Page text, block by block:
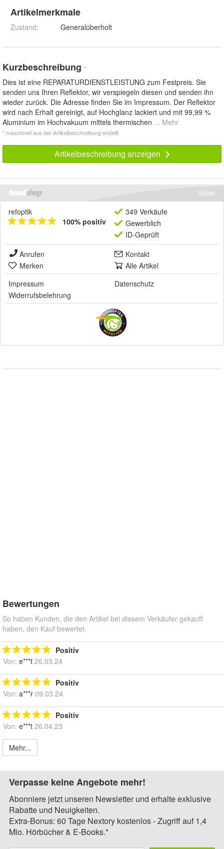
Artikelmerkmale
Zustand: Generalüberholt
Kurzbeschreibung *
Dies ist eine REPARATURDIENSTLEISTUNG zum Festpreis. Sie
senden uns Ihren Reflektor, wir verspiegeln diesen und senden ihn
wieder zurück. Die Adresse finden Sie im Impressum. Der Reflektor
wird nach Erhalt gereinigt, auf Hochglanz lackiert und mit 99,99 %
Aluminium im Hochvakuum mittels thermischen ... Mehr
* maschinell aus der Artikelbeschreibung erstellt
Artikelbeschreibung anzeigen
Silber
refoptik
100% positiv
349 Verkäufe
Gewerblich
ID-Geprüft
Anrufen
Kontakt
Merken
Alle Artikel
Impressum
Datenschutz
Widerrufsbelehrung
Bewertungen
So haben Kunden, die den Artikel bei diesem Verkäufer gekauft
haben, den Kauf bewertet.
Positiv
Von: e***t 26.03.24
Positiv
Von: a***r 09.03.24
Positiv
Von: e***t 26.04.23
Mehr...
Verpasse keine Angebote mehr!
Abonniere jetzt unseren Newsletter und erhalte exklusive
Rabatte und Neuigkeiten.
Extra-Bonus: 60 Tage Nextory kostenlos - Zugriff auf 1,4
Mio. Hörbücher & E-Books.*